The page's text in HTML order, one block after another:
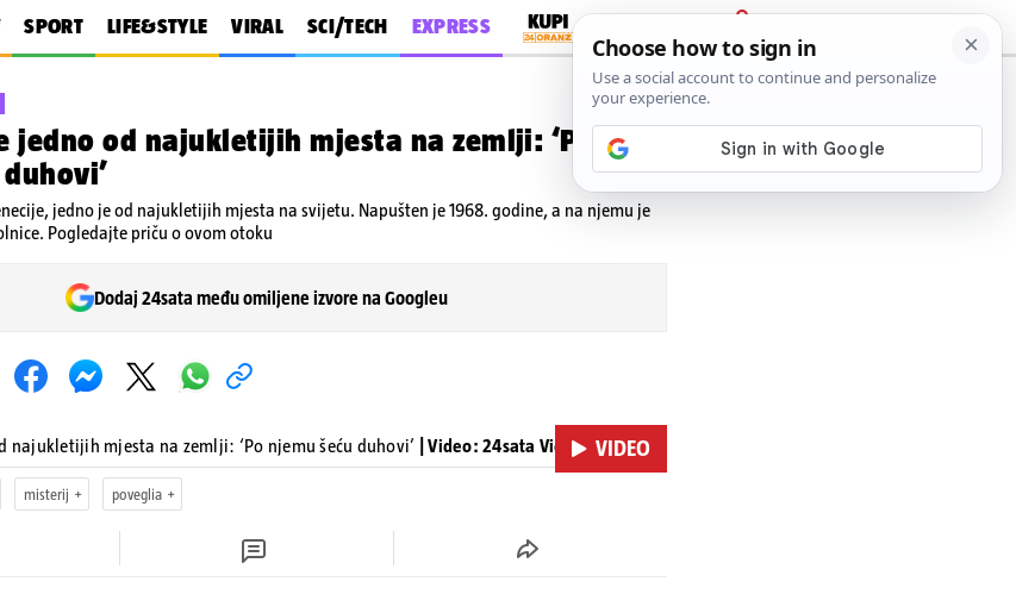
SPORT LIFE&STYLE VIRAL SCI/TECH EXPRESS
PRIJAVA
jedno od najukletijih mjesta na zemlji: ‘Po
jedno je od najukletijih mjesta na svijetu. Napušten je 1968. godine, a na njemu je
Pogledajte priču o ovom otoku
Dodaj 24sata među omiljene izvore na Googleu
VIDEO
najukletijih mjesta na zemlji: ‘Po njemu šeću duhovi’ | Video: 24sata Video
misterij poveglia